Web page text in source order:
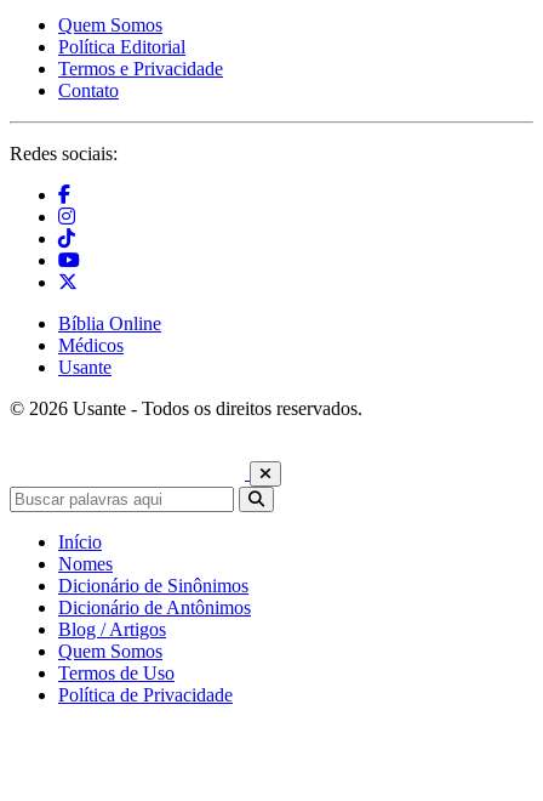
Quem Somos
Política Editorial
Termos e Privacidade
Contato
Redes sociais:
Bíblia Online
Médicos
Usante
© 2026 Usante - Todos os direitos reservados.
Início
Nomes
Dicionário de Sinônimos
Dicionário de Antônimos
Blog / Artigos
Quem Somos
Termos de Uso
Política de Privacidade